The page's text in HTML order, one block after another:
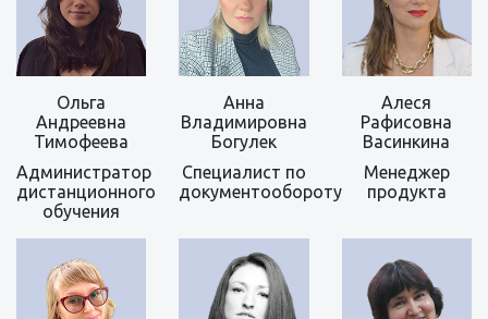
Ольга
Андреевна
Тимофеева
Администратор
дистанционного
обучения
Анна
Владимировна
Богулек
Специалист по
документообороту
Алеся
Рафисовна
Васинкина
Менеджер
продукта